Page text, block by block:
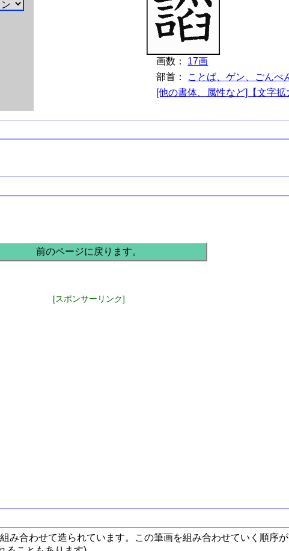
画数： 17画
部首： ことば、ゲン、ごんべ
[他の書体、属性など]【文字拡
前のページに戻ります。
[スポンサーリンク]
み合わせて造られています。この筆画を組み合わせていく順序